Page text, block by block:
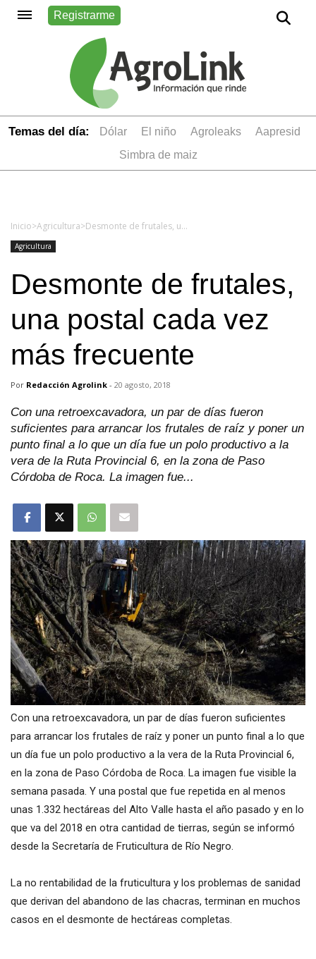
Registrarme
Temas del día: dólar el niño Agroleaks
aapresid
simbra de maiz
Inicio>Agricultura> Desmonte de frutales, una postal cada vez más frecuente
Agricultura
Desmonte de frutales,
una postal cada vez
más frecuente
Por Redacción Agrolink - 20 agosto, 2018
Con una retroexcavadora, un par de días fueron
suficientes para arrancar los frutales de raíz y poner un
punto final a lo que un día fue un polo productivo a la
vera de la Ruta Provincial 6, en la zona de Paso
Córdoba de Roca. La imagen fue...
Con una retroexcavadora, un par de días fueron suficientes
para arrancar los frutales de raíz y poner un punto final a lo que
un día fue un polo productivo a la vera de la Ruta Provincial 6,
en la zona de Paso Córdoba de Roca. La imagen fue visible la
semana pasada. Y una postal que fue repetida en al menos
unas 1.332 hectáreas del Alto Valle hasta el año pasado y en lo
que va del 2018 en otra cantidad de tierras, según se informó
desde la Secretaría de Fruticultura de Río Negro.
La no rentabilidad de la fruticultura y los problemas de sanidad
que derivan del abandono de las chacras, terminan en muchos
casos en el desmonte de hectáreas completas.